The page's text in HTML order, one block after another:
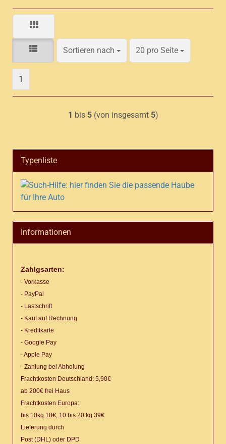
Sortieren nach
Sortieren nach 20 pro Seite
pro Seite
1
1 bis 5(von insgesamt 5)
Typenliste
Informationen
Zahlgsarten:
- Vorkasse
- PayPal
- Lastschrift
- Kauf auf Rechnung
- Kreditkarte
- Google Pay
- Apple Pay
- Zahlung bei Abholung
Frachtkosten Deutschland: 5,90€
ab 200€ frei Haus
Frachtkosten Europa:
bis 10kg 18€, 10 bis 20 kg 39€
Lieferung durch
Post (DHL) oder DPD